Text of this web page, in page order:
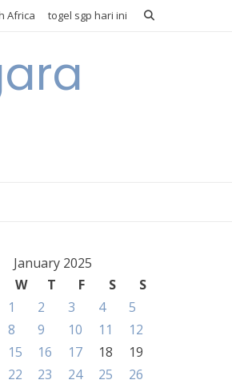
Africa togel sgp hari ini
January 2025
W T F S
S
1
2 3 4
5
8 9 10 11
12
15 16 17 18
19
22 23 24 25
26